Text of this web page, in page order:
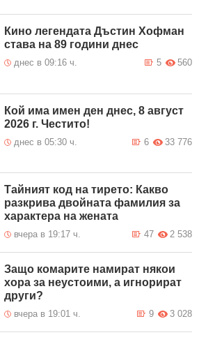
Кино легендата Дъстин Хофман
става на 89 години днес
днес в 09:16 ч. 560
5
Кой има имен ден днес, 8 август
2026 г. Честито!
днес в 05:30 ч. 33 776
6
Тайният код на тирето: Какво
разкрива двойната фамилия за
характера на жената
вчера в 19:17 ч. 2 538
47
Защо комарите намират някои
хора за неустоими, а игнорират
други?
вчера в 19:01 ч. 3 028
9